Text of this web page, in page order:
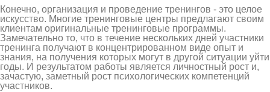
Конечно, организация и проведение тренингов - это целое
искусство. Многие тренинговые центры предлагают своим
клиентам оригинальные тренинговые программы.
Замечательно то, что в течение нескольких дней участники
тренинга получают в концентрированном виде опыт и
знания, на получения которых могут в другой ситуации уйти
годы. И результатом работы является личностный рост и,
зачастую, заметный рост психологических компетенций
участников.